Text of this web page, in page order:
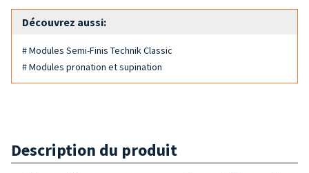
Découvrez aussi:
# Modules Semi-Finis Technik Classic
# Modules pronation et supination
Description du produit